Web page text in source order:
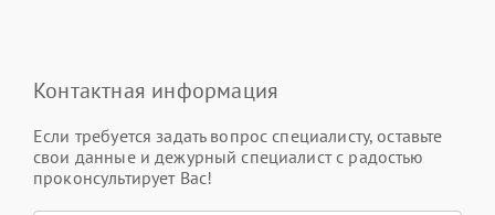
Контактная информация
Если требуется задать вопрос специалисту, оставьте
свои данные и дежурный специалист с радостью
проконсультирует Вас!